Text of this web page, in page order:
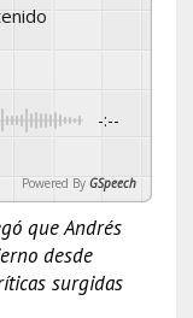
-:--
Powered By GSpeech
que Andrés
desde
surgidas